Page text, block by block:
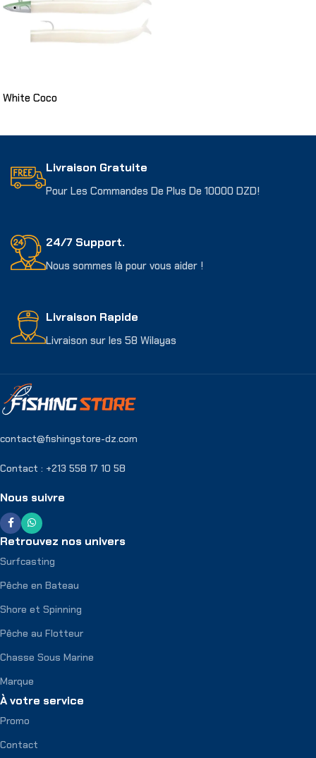
White Coco
Livraison Gratuite
Pour Les Commandes De Plus De 10000 DZD!
24/7 Support.
Nous sommes là pour vous aider !
Livraison Rapide
Livraison sur les 58 Wilayas
contact@fishingstore-dz.com
Contact : +213 558 17 10 58
Nous suivre
Retrouvez nos univers
Surfcasting
Pêche en Bateau
Shore et Spinning
Pêche au Flotteur
Chasse Sous Marine
Marque
À votre service
Promo
Contact